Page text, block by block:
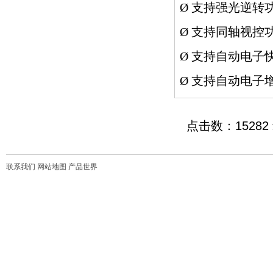
Ø 支持强光逆转
Ø 支持同轴视控
Ø 支持自动电子
Ø 支持自动电子
点击数：
联系我们 网站地图 产品世界